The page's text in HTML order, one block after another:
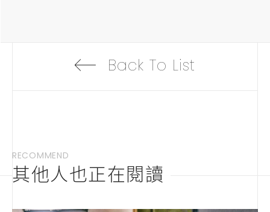
Back To List
RECOMMEND
其他人也正在閱讀